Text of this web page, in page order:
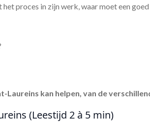
het proces in zijn werk, waar moet een
Laureins kan helpen, van de
(Leestijd 2 à 5 min)